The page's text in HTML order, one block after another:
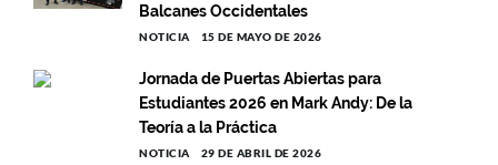
Balcanes Occidentales
NOTICIA 15 DE MAYO DE 2026
Jornada de Puertas Abiertas para
Estudiantes 2026 en Mark Andy: De la
Teoría a la Práctica
NOTICIA 29 DE ABRIL DE 2026